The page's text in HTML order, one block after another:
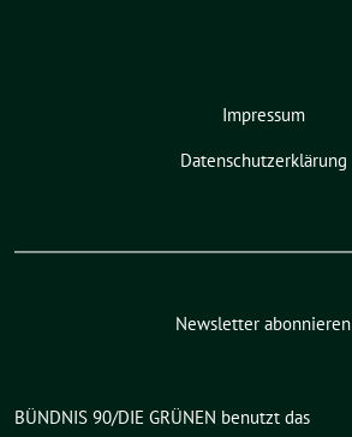
Impressum
Datenschutzerklärung
Newsletter abonnieren
BÜNDNIS 90/DIE GRÜNEN benutzt das